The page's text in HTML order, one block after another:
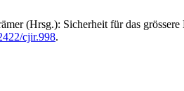
(Hrsg.): Sicherheit für das
cjir.998.